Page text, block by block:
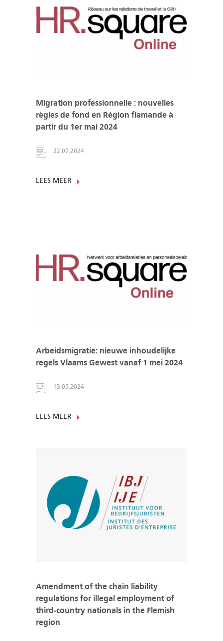
Migration professionnelle : nouvelles
règles de fond en Région flamande à
partir du 1er mai 2024
22.07.2024
LEES MEER
Arbeidsmigratie: nieuwe inhoudelijke
regels Vlaams Gewest vanaf 1 mei 2024
13.05.2024
LEES MEER
Amendment of the chain liability
regulations for illegal employment of
third-country nationals in the Flemish
region